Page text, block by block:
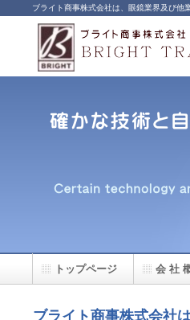
ブライト商事株式会社は、眼鏡業界及び他
ブライト商事株式会社
トップページ 会 社